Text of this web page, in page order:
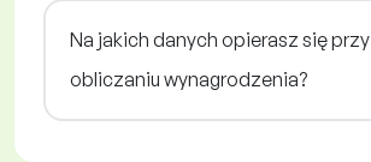
Na jakich danych opierasz się przy
obliczaniu wynagrodzenia?